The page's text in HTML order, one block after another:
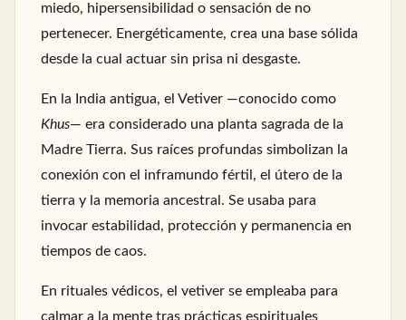
miedo, hipersensibilidad o sensación de no
pertenecer. Energéticamente, crea una base sólida
desde la cual actuar sin prisa ni desgaste.
En la India antigua, el Vetiver —conocido como
Khus— era considerado una planta sagrada de la
Madre Tierra. Sus raíces profundas simbolizan la
conexión con el inframundo fértil, el útero de la
tierra y la memoria ancestral. Se usaba para
invocar estabilidad, protección y permanencia en
tiempos de caos.
En rituales védicos, el vetiver se empleaba para
calmar a la mente tras prácticas espirituales